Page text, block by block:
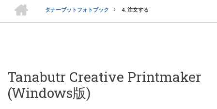
BREADCRUMB
ー
ム
タナーブットフォトブック 4. 注文する
Tanabutr Creative Printmaker
(Windows版)